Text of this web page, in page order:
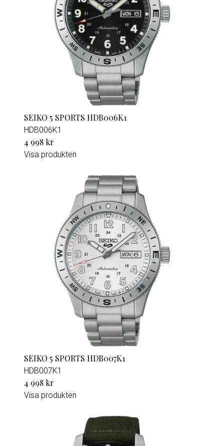
SEIKO 5 SPORTS HDB006K1
HDB006K1
4 998 kr
Visa produkten
SEIKO 5 SPORTS HDB007K1
HDB007K1
4 998 kr
Visa produkten